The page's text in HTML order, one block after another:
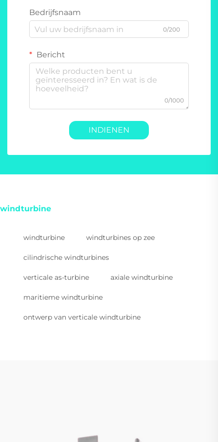
Bedrijfsnaam
0/200
Bericht
0/1000
INDIENEN
windturbine
windturbine windturbines op zee
cilindrische windturbines
verticale as-turbine axiale windturbine
maritieme windturbine
ontwerp van verticale windturbine